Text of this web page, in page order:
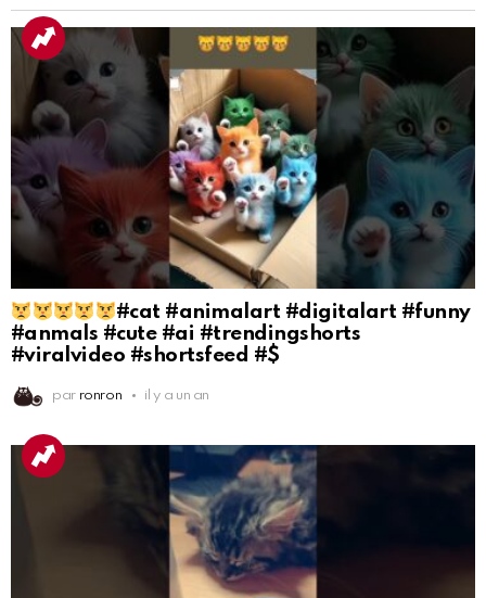
#cat #animalart #digitalart #funny
#anmals #cute #ai #trendingshorts
#viralvideo #shortsfeed #$
par ronron il y a un an